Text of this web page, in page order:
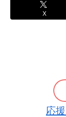
X
応